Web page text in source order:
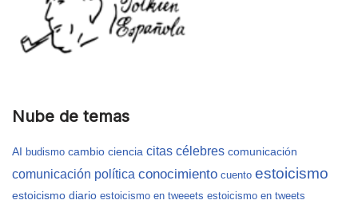
Nube de temas
AI budismo cambio ciencia citas célebres comunicación
comunicación política conocimiento cuento estoicismo
estoicismo diario estoicismo en tweeets estoicismo en tweets